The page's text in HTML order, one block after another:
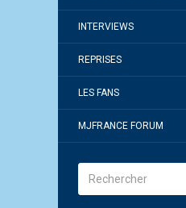
INTERVIEWS
REPRISES
LES FANS
MJFRANCE FORUM